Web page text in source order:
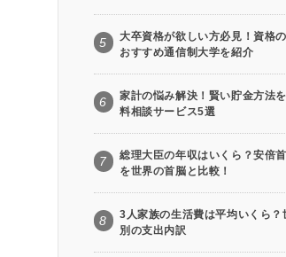
5
大卒資格が欲しい方必見！資格
おすすめ通信制大学を紹介
6
家計の悩み解決！賢い貯金方法
料相談サービス5選
7
総理大臣の年収はいくら？安倍
を世界の首脳と比較！
8
3人家族の生活費は平均いくら？
別の支出内訳